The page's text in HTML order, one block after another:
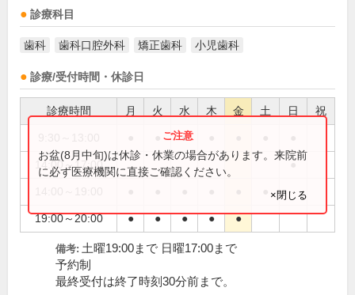
診療科目
歯科 歯科口腔外科 矯正歯科 小児歯科
診療/受付時間・休診日
診療時間 月 火 水 木 金 土 日 祝
●
14:00～17:00 ●
19:00～20:00 ● ● ● ● ●
お盆(8月中旬)は休診・休業の場合があります。来院前
に必ず医療機関に直接ご確認ください。
×閉じる
備考: 土曜19:00まで 日曜17:00まで
予約制
最終受付は終了時刻30分前まで。